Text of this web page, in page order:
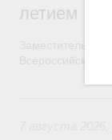
летием